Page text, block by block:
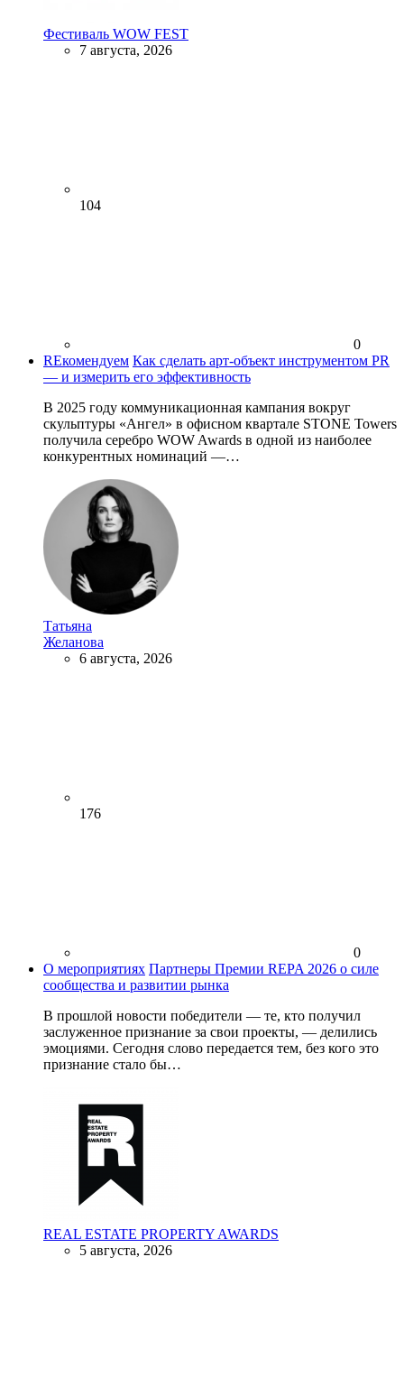
Фестиваль WOW FEST
7 августа, 2026
104
0
REкомендуем Как сделать арт-объект инструментом PR
— и измерить его эффективность
В 2025 году коммуникационная кампания вокруг
скульптуры «Ангел» в офисном квартале STONE Towers
получила серебро WOW Awards в одной из наиболее
конкурентных номинаций —…
Татьяна
Желанова
6 августа, 2026
176
0
О мероприятиях Партнеры Премии REPA 2026 о силе
сообщества и развитии рынка
В прошлой новости победители — те, кто получил
заслуженное признание за свои проекты, — делились
эмоциями. Сегодня слово передается тем, без кого это
признание стало бы…
REAL ESTATE PROPERTY AWARDS
5 августа, 2026